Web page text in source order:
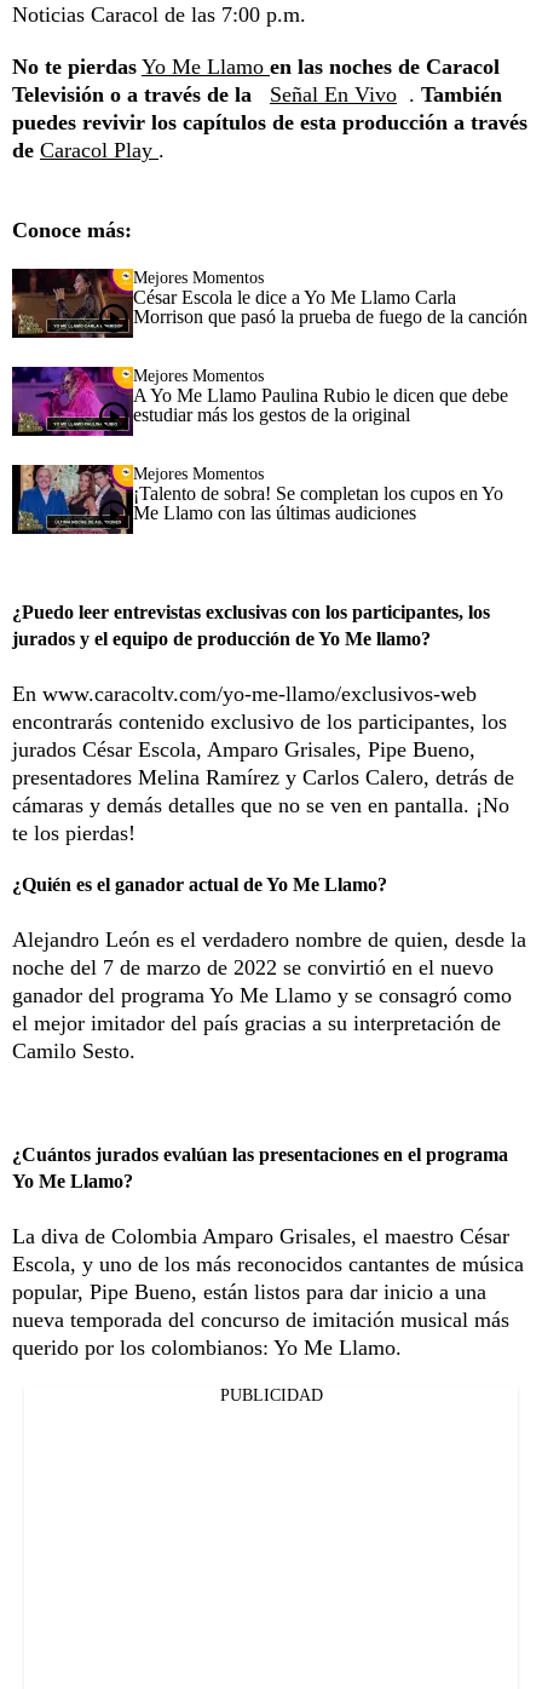
Noticias Caracol de las 7:00 p.m.
No te pierdas Yo Me Llamo en las noches de Caracol
Televisión o a través de la
Señal En Vivo . También
puedes revivir los capítulos de esta producción a través
de Caracol Play .
Conoce más:
Mejores Momentos
César Escola le dice a Yo Me Llamo Carla
Morrison que pasó la prueba de fuego de la canción
Mejores Momentos
A Yo Me Llamo Paulina Rubio le dicen que debe
estudiar más los gestos de la original
Mejores Momentos
¡Talento de sobra! Se completan los cupos en Yo
Me Llamo con las últimas audiciones
¿Puedo leer entrevistas exclusivas con los participantes, los
jurados y el equipo de producción de Yo Me llamo?
En www.caracoltv.com/yo-me-llamo/exclusivos-web
encontrarás contenido exclusivo de los participantes, los
jurados César Escola, Amparo Grisales, Pipe Bueno,
presentadores Melina Ramírez y Carlos Calero, detrás de
cámaras y demás detalles que no se ven en pantalla. ¡No
te los pierdas!
¿Quién es el ganador actual de Yo Me Llamo?
Alejandro León es el verdadero nombre de quien, desde la
noche del 7 de marzo de 2022 se convirtió en el nuevo
ganador del programa Yo Me Llamo y se consagró como
el mejor imitador del país gracias a su interpretación de
Camilo Sesto.
¿Cuántos jurados evalúan las presentaciones en el programa
Yo Me Llamo?
La diva de Colombia Amparo Grisales, el maestro César
Escola, y uno de los más reconocidos cantantes de música
popular, Pipe Bueno, están listos para dar inicio a una
nueva temporada del concurso de imitación musical más
querido por los colombianos: Yo Me Llamo.
PUBLICIDAD